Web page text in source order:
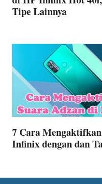
Tipe Lainnya
7 Cara
Infinix dengan dan